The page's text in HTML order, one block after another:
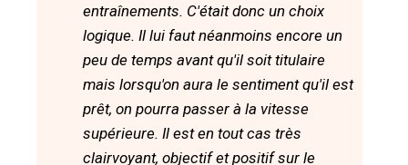
entraînements. C'était donc un choix
logique. Il lui faut néanmoins encore un
peu de temps avant qu'il soit titulaire
mais lorsqu'on aura le sentiment qu'il est
prêt, on pourra passer à la vitesse
supérieure. Il est en tout cas très
clairvoyant, objectif et positif sur le